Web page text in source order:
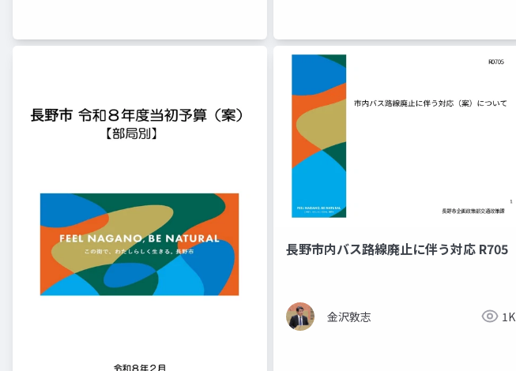
長野市内バス路線廃止に伴う対応 R705
金沢敦志 1K